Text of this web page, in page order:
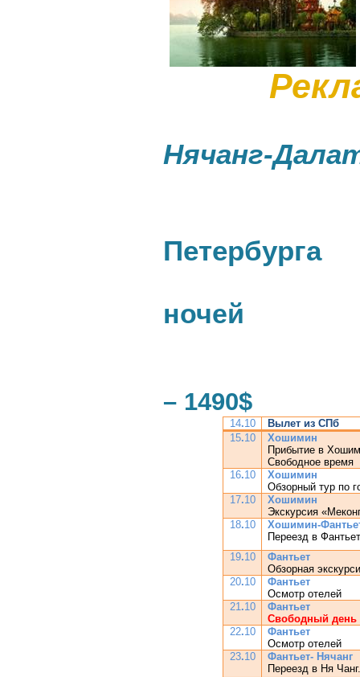
Нячанг-
Петербурга
ночей
– 1490$
14.10
Вылет из СПб
15.10
Хошимин
Прибытие в
Свободное время
16.10
Хошимин
Обзорный тур по
17.10
Хошимин
Экскурсия
18.10
Хошимин-
Переезд в
19.10
Фантьет
Обзорная
20.10
Фантьет
Осмотр отелей
21.10
Фантьет
Свободный день
22.10
Фантьет
Осмотр отелей
23.10
Фантьет- Нячанг
Переезд в Ня